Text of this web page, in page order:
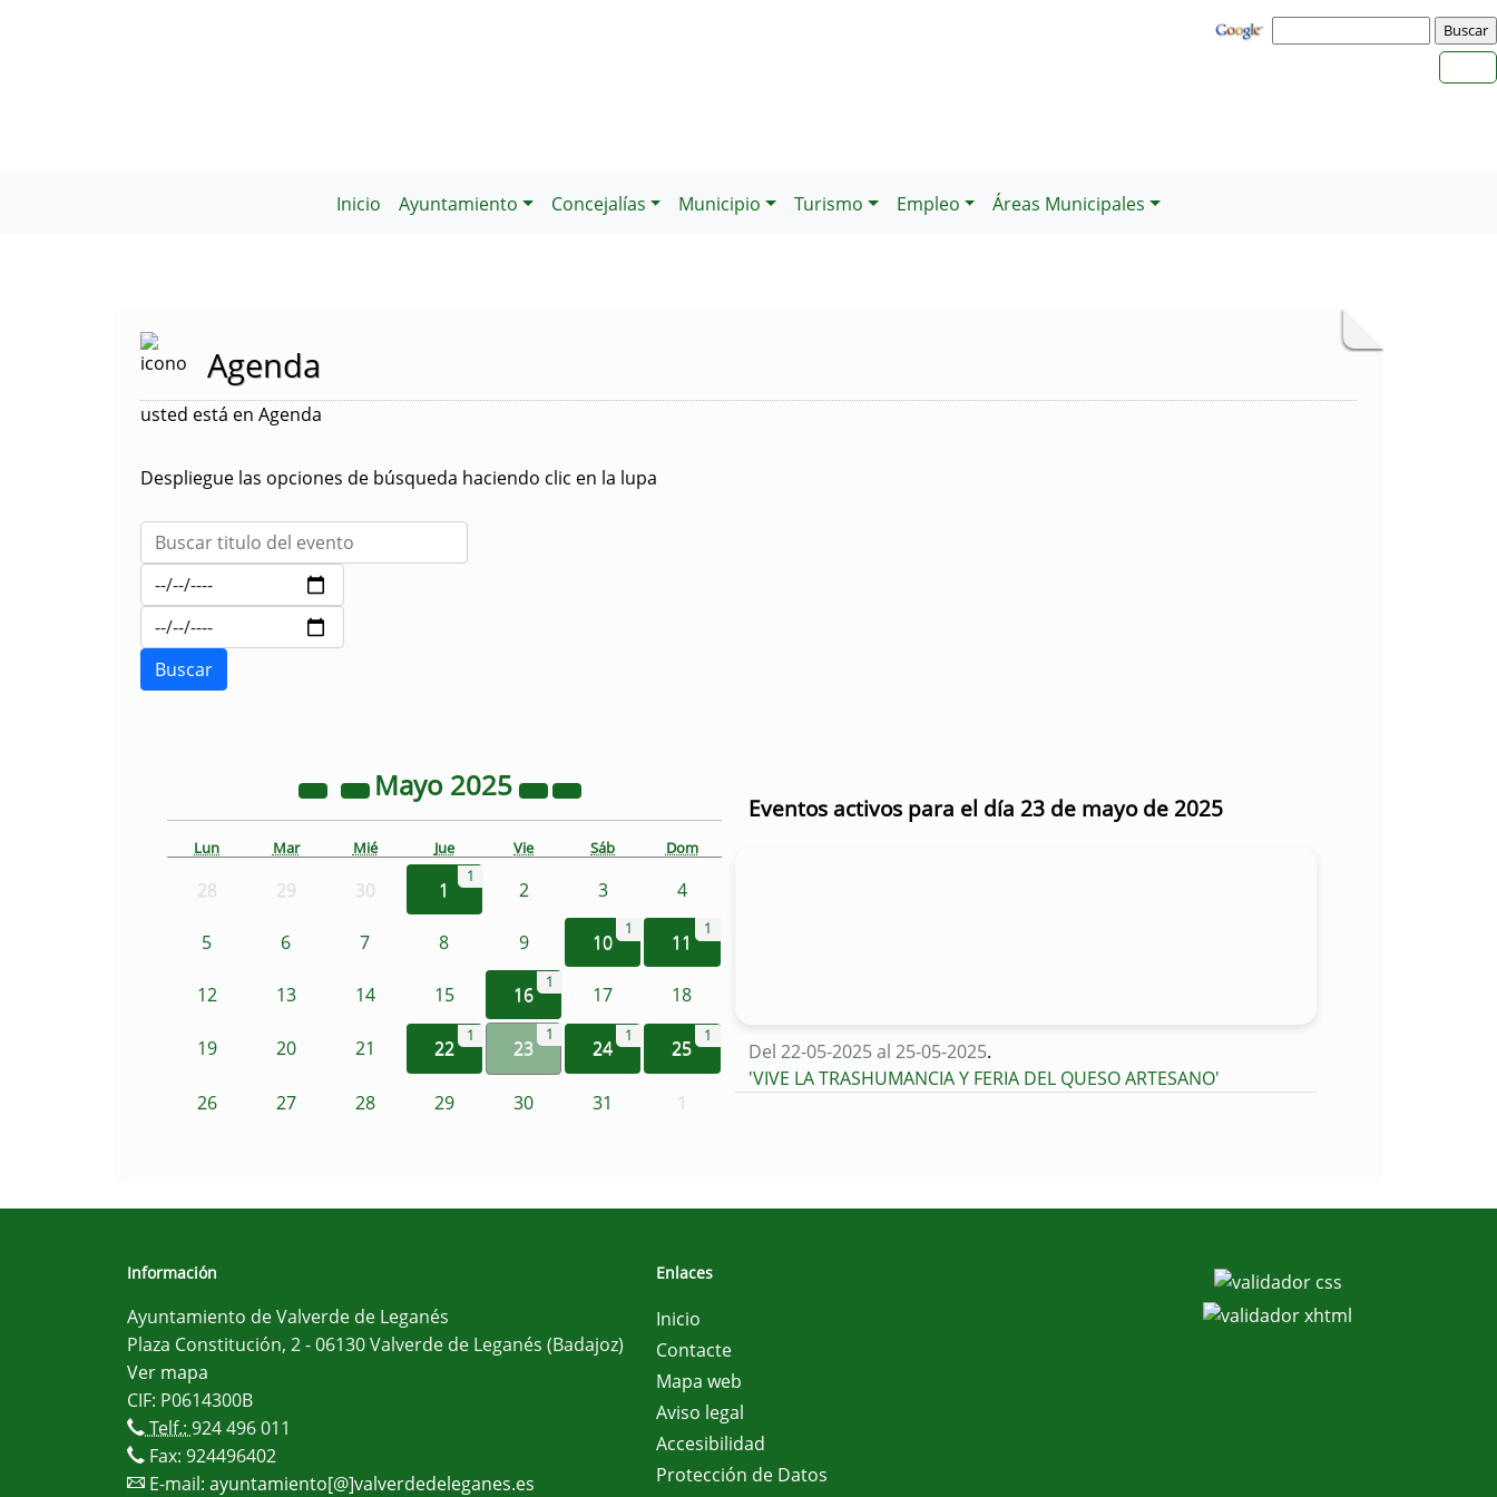
Inicio Ayuntamiento Concejalías Municipio Turismo Empleo Áreas Municipales
Agenda
usted está en Agenda
Despliegue las opciones de búsqueda haciendo clic en la lupa
Mayo 2025
Lun Mar Mié Jue Vie Sáb Dom
28 29 30 1
1
2 3 4
5 6 7 8 9 10
1
11
1
12 13 14 15 16
1
17 18
19 20 21 22
1
23
1
24
1
25
1
26 27 28 29 30 31 1
Eventos activos para el día 23 de mayo de 2025
Del 22-05-2025 al 25-05-2025.
'VIVE LA TRASHUMANCIA Y FERIA DEL QUESO ARTESANO'
Información
Ayuntamiento de Valverde de Leganés
Plaza Constitución, 2 - 06130 Valverde de Leganés (Badajoz)
Ver mapa
CIF: P0614300B
Telf.:924 496 011
Fax: 924496402
E-mail: ayuntamiento[@]valverdedeleganes.es
Enlaces
Inicio
Contacte
Mapa web
Aviso legal
Accesibilidad
Protección de Datos